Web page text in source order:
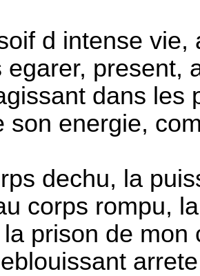
d intense vie,
egarer, present,
dans les
son energie,
dechu, la
corps rompu,
prison de